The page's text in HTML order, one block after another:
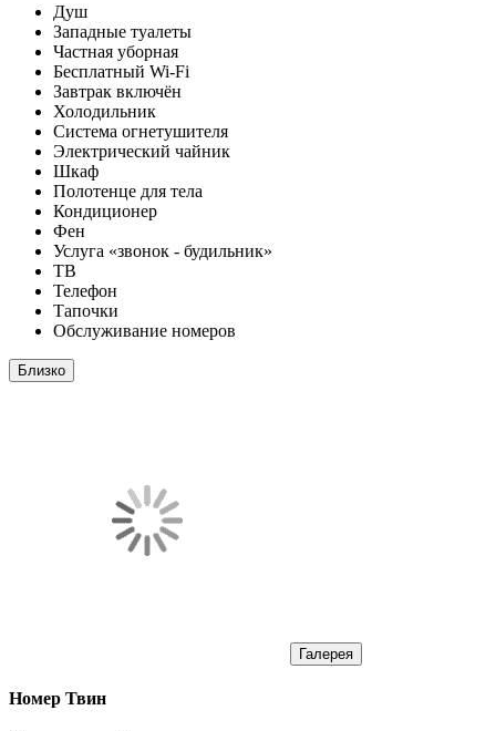
Душ
Западные туалеты
Частная уборная
Бесплатный Wi-Fi
Завтрак включён
Холодильник
Система огнетушителя
Электрический чайник
Шкаф
Полотенце для тела
Кондиционер
Фен
Услуга «звонок - будильник»
ТВ
Телефон
Тапочки
Обслуживание номеров
Близко
Галерея
Номер Твин